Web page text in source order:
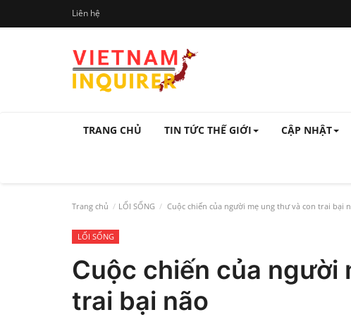
Liên hệ
TRANG CHỦ TIN TỨC THẾ GIỚI CẬP NHẬT
Trang chủ LỐI SỐNG Cuộc chiến của người mẹ ung thư và con trai bại
LỐI SỐNG
Cuộc chiến của người
trai bại não